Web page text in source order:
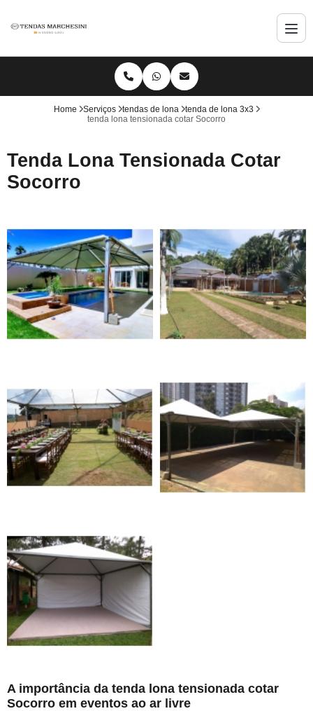
Home Serviços tendas de lona
tenda de lona 3x3
tenda lona tensionada cotar Socorro
Tenda Lona Tensionada Cotar
Socorro
A importância da tenda lona tensionada cotar
Socorro em eventos ao ar livre